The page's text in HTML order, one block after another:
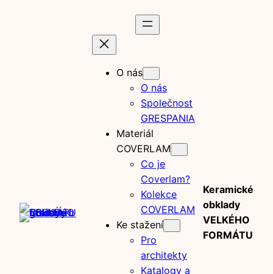
O nás
O nás
Společnost
GRESPANIA
Materiál
COVERLAM
Co je
Coverlam?
Kolekce
COVERLAM
Ke stažení
Pro
architekty
Katalogy a
Keramické
obklady
VELKÉHO
FORMÁTU